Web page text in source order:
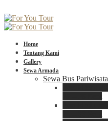
Home
Tentang Kami
Gallery
Sewa Armada
Sewa Bus Pariwisata